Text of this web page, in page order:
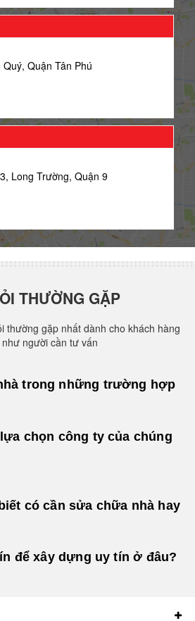
Quận Tân Phú
Long Trường, Quận 9
THƯỜNG GẶP
thường gặp nhất dành cho khách hàng
người cần tư vấn
trong những trường hợp
chọn công ty của chúng
có cần sửa chữa nhà hay
để xây dựng uy tín ở đâu?